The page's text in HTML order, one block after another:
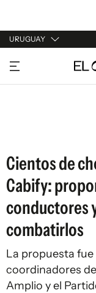
URUGUAY
URUGUAY
ARGENTINA
Cientos de
Cabify:
conductores
combatirlos
La propuesta
coordinadores
Amplio y el